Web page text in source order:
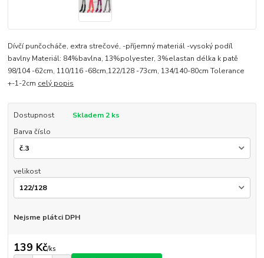
Dívčí punčocháče, extra strečové, -příjemný materiál -vysoký podíl
bavlny Materiál: 84%bavlna, 13%polyester, 3%elastan délka k patě
98/104 -62cm, 110/116 -68cm,122/128 -73cm, 134/140-80cm Tolerance
+-1-2cm celý popis
Dostupnost
Skladem 2 ks
Barva číslo
velikost
Nejsme plátci DPH
139 Kč/ks